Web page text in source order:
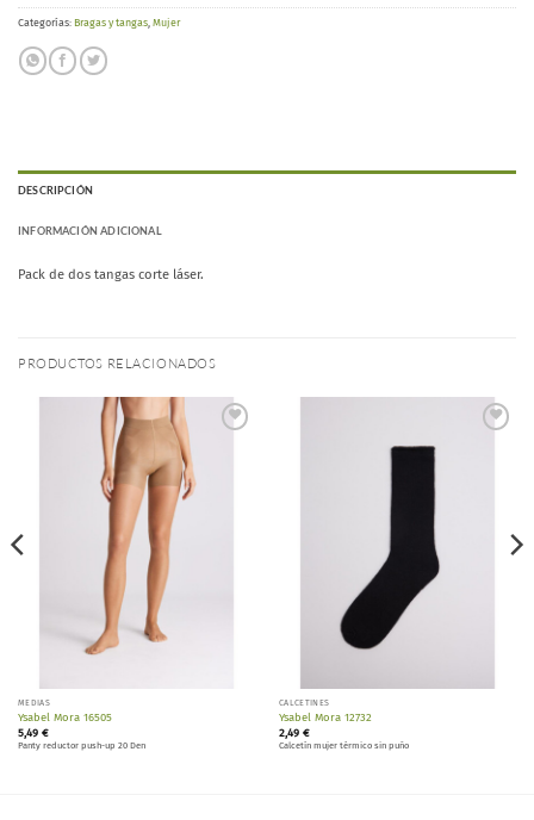
Categorías: Bragas y tangas Mujer
DESCRIPCIÓN
INFORMACIÓN ADICIONAL
Pack de dos tangas corte láser.
PRODUCTOS RELACIONADOS
MEDIAS
Ysabel Mora 16505
5,49 €
Panty reductor push-up 20 Den
CALCETINES
Ysabel Mora 12732
2,49 €
Calcetín mujer térmico sin puño